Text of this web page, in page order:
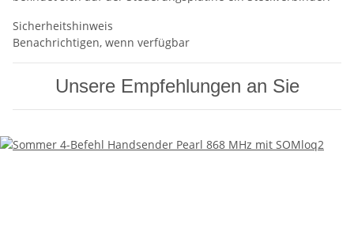
Sicherheitshinweis
Benachrichtigen, wenn verfügbar
Unsere Empfehlungen an Sie